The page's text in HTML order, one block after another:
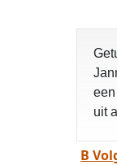
uit
B